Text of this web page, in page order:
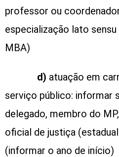
professor ou
especialização lato
MBA)
d) atuação em
serviço público: informar
delegado, membro do
oficial de justiça
(informar o ano de início)